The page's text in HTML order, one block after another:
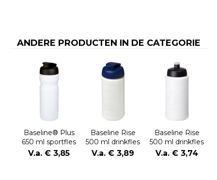
ANDERE PRODUCTEN IN DE CATEGORIE
Baseline® Plus
650 ml sportfles
met
kanteldeksel
V.a. € 3,85
Baseline Rise
500 ml drinkfles
met klapdeksel
V.a. € 3,89
Baseline Rise
500 ml drinkfles
V.a. € 3,74